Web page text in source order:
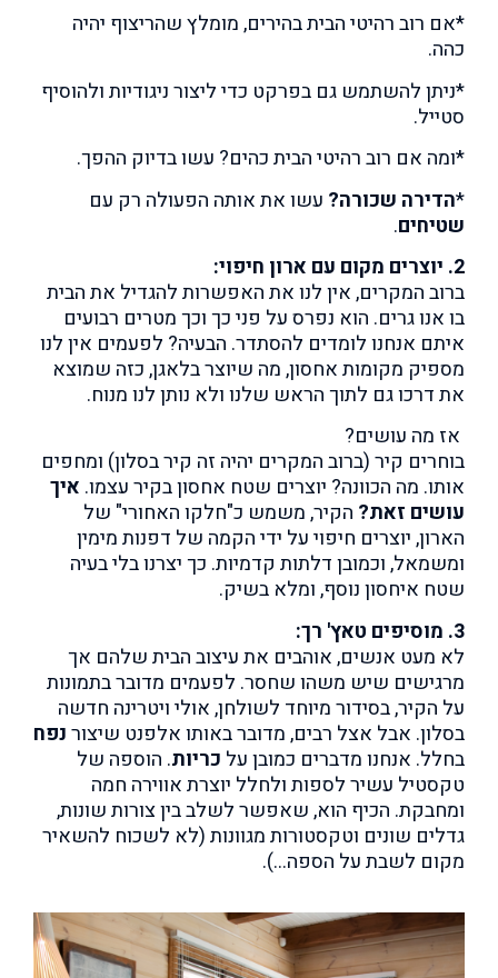
*אם רוב רהיטי הבית בהירים, מומלץ שהריצוף יהיה
כהה.
*ניתן להשתמש גם בפרקט כדי ליצור ניגודיות ולהוסיף
סטייל.
*ומה אם רוב רהיטי הבית כהים? עשו בדיוק ההפך.
*הדירה שכורה? עשו את אותה הפעולה רק עם
שטיחים.
2. יוצרים מקום עם ארון חיפוי:
ברוב המקרים, אין לנו את האפשרות להגדיל את הבית
בו אנו גרים. הוא נפרס על פני כך וכך מטרים רבועים
איתם אנחנו לומדים להסתדר. הבעיה? לפעמים אין לנו
מספיק מקומות אחסון, מה שיוצר בלאגן, כזה שמוצא
את דרכו גם לתוך הראש שלנו ולא נותן לנו מנוח.
אז מה עושים?
בוחרים קיר (ברוב המקרים יהיה זה קיר בסלון) ומחפים
אותו. מה הכוונה? יוצרים שטח אחסון בקיר עצמו. איך
עושים זאת? הקיר, משמש כ"חלקו האחורי" של
הארון, יוצרים חיפוי על ידי הקמה של דפנות מימין
ומשמאל, וכמובן דלתות קדמיות. כך יצרנו בלי בעיה
שטח איחסון נוסף, ומלא בשיק.
3. מוסיפים טאץ' רך:
לא מעט אנשים, אוהבים את עיצוב הבית שלהם אך
מרגישים שיש משהו שחסר. לפעמים מדובר בתמונות
על הקיר, בסידור מיוחד לשולחן, אולי ויטרינה חדשה
בסלון. אבל אצל רבים, מדובר באותו אלפנט שיצורנפח
בחלל. אנחנו מדברים כמובן על כריות. הוספה של
טקסטיל עשיר לספות ולחלל יוצרת אווירה חמה
ומחבקת. הכיף הוא, שאפשר לשלב בין צורות שונות,
גדלים שונים וטקסטורות מגוונות (לא לשכוח להשאיר
מקום לשבת על הספה…).